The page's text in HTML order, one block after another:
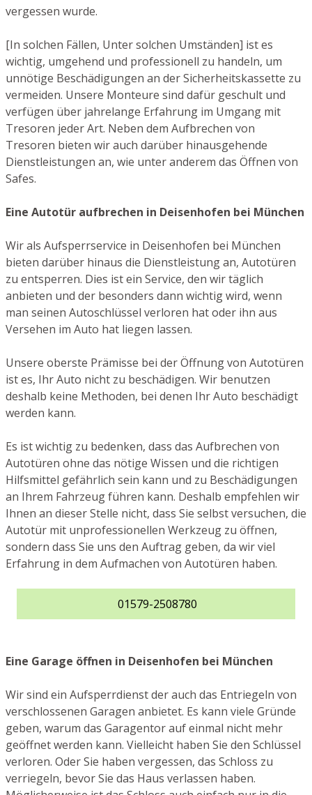
vergessen wurde.
[In solchen Fällen, Unter solchen Umständen] ist es
wichtig, umgehend und professionell zu handeln, um
unnötige Beschädigungen an der Sicherheitskassette zu
vermeiden. Unsere Monteure sind dafür geschult und
verfügen über jahrelange Erfahrung im Umgang mit
Tresoren jeder Art. Neben dem Aufbrechen von
Tresoren bieten wir auch darüber hinausgehende
Dienstleistungen an, wie unter anderem das Öffnen von
Safes.
Eine Autotür aufbrechen in Deisenhofen bei München
Wir als Aufsperrservice in Deisenhofen bei München
bieten darüber hinaus die Dienstleistung an, Autotüren
zu entsperren. Dies ist ein Service, den wir täglich
anbieten und der besonders dann wichtig wird, wenn
man seinen Autoschlüssel verloren hat oder ihn aus
Versehen im Auto hat liegen lassen.
Unsere oberste Prämisse bei der Öffnung von Autotüren
ist es, Ihr Auto nicht zu beschädigen. Wir benutzen
deshalb keine Methoden, bei denen Ihr Auto beschädigt
werden kann.
Es ist wichtig zu bedenken, dass das Aufbrechen von
Autotüren ohne das nötige Wissen und die richtigen
Hilfsmittel gefährlich sein kann und zu Beschädigungen
an Ihrem Fahrzeug führen kann. Deshalb empfehlen wir
Ihnen an dieser Stelle nicht, dass Sie selbst versuchen, die
Autotür mit unprofessionellen Werkzeug zu öffnen,
sondern dass Sie uns den Auftrag geben, da wir viel
Erfahrung in dem Aufmachen von Autotüren haben.
01579-2508780
Eine Garage öffnen in Deisenhofen bei München
Wir sind ein Aufsperrdienst der auch das Entriegeln von
verschlossenen Garagen anbietet. Es kann viele Gründe
geben, warum das Garagentor auf einmal nicht mehr
geöffnet werden kann. Vielleicht haben Sie den Schlüssel
verloren. Oder Sie haben vergessen, das Schloss zu
verriegeln, bevor Sie das Haus verlassen haben.